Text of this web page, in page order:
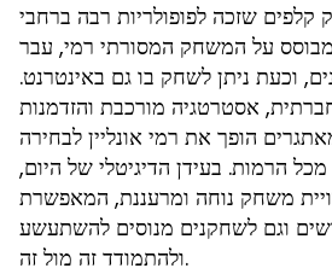
קלפים שזכה לפופולריות רבה ברחבי
על המשחק המסורתי רמי, עבר
וכעת ניתן לשחק בו גם באינטרנט.
אסטרטגיה מורכבת והזדמנות
הופך את רמי אונליין לבחירה
הרמות. בעידן הדיגיטלי של היום,
משחק נוחה ומרעננת, המאפשרת
וגם לשחקנים מנוסים להשתעשע
ולהתמודד זה מול זה.